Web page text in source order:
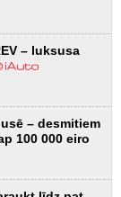
– luksusa
– desmitiem
100 000 eiro